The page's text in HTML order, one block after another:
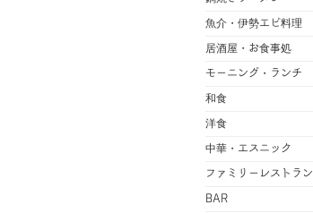
魚介・伊勢エビ料理
居酒屋・お食事処
モーニング・ランチ
和食
洋食
中華・エスニック
ファミリーレストラン
BAR